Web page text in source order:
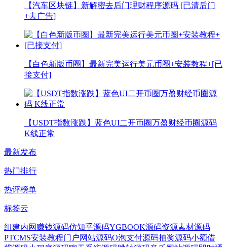
【汽车区块链】新解密去后门理财程序源码 [已清后门
+去广告]
【白色新版币圈】最新完美运行美元币圈+安装教程+[已
接支付]
【USDT指数涨跌】蓝色UI二开币圈万盈财经币圈源码
K线正常
最新发布
热门排行
热评榜单
标签云
组建内网 赚钱源码仿知乎源码YGBOOK源码资源素材源码
PTCMS安装教程门户网站源码O泡支付源码抽奖源码小额借